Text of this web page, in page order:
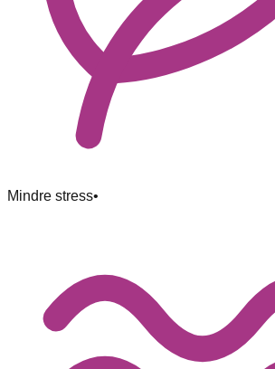
Mindre stress•